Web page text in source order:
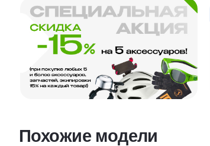
Похожие модели